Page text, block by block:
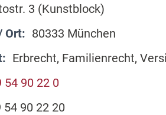
3 (Kunstblock)
Ort
80333 München
Erbrecht, Familienrecht,
54 90 22 0
54 90 22 20